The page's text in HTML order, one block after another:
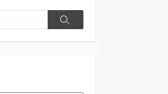
検